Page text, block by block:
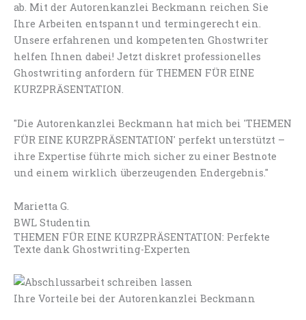
ab. Mit der Autorenkanzlei Beckmann reichen Sie
Ihre Arbeiten entspannt und termingerecht ein.
Unsere erfahrenen und kompetenten Ghostwriter
helfen Ihnen dabei! Jetzt diskret professionelles
Ghostwriting anfordern für THEMEN FÜR EINE
KURZPRÄSENTATION.
"Die Autorenkanzlei Beckmann hat mich bei 'THEMEN
FÜR EINE KURZPRÄSENTATION' perfekt unterstützt –
ihre Expertise führte mich sicher zu einer Bestnote
und einem wirklich überzeugenden Endergebnis."
Marietta G.
BWL Studentin
THEMEN FÜR EINE KURZPRÄSENTATION: Perfekte
Texte dank Ghostwriting-Experten
Ihre Vorteile bei der Autorenkanzlei Beckmann